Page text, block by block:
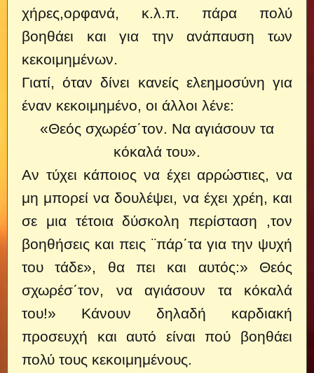
χήρες,ορφανά, κ.λ.π. πάρα πολύ
βοηθάει και για την ανάπαυση των
κεκοιμημένων.
Γιατί, όταν δίνει κανείς ελεημοσύνη για
έναν κεκοιμημένο, οι άλλοι λένε:
«Θεός σχωρέσ΄τον. Να αγιάσουν τα
κόκαλά του».
Αν τύχει κάποιος να έχει αρρώστιες, να
μη μπορεί να δουλέψει, να έχει χρέη, και
σε μια τέτοια δύσκολη περίσταση ,τον
βοηθήσεις και πεις ¨πάρ΄τα για την ψυχή
του τάδε», θα πει και αυτός:» Θεός
σχωρέσ΄τον, να αγιάσουν τα κόκαλά
του!» Κάνουν δηλαδή καρδιακή
προσευχή και αυτό είναι πού βοηθάει
πολύ τους κεκοιμημένους.